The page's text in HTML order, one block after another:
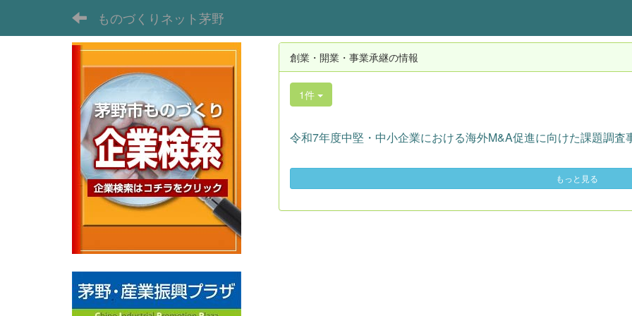
ものづくりネット茅野
創業・開業・事業承継の情報
1件
令和7年度中堅・中小企業における海外M&A促進に向けた課題調査
もっと見る